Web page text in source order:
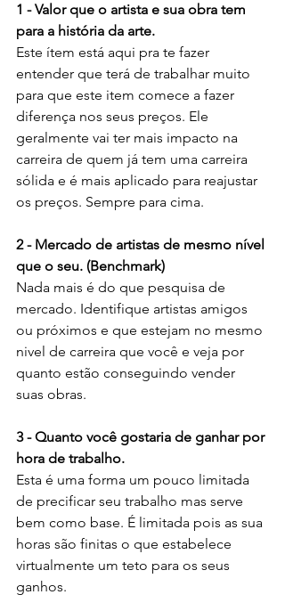
1 - Valor que o artista e sua obra tem
para a história da arte.
Este ítem está aqui pra te fazer
entender que terá de trabalhar muito
para que este item comece a fazer
diferença nos seus preços. Ele
geralmente vai ter mais impacto na
carreira de quem já tem uma carreira
sólida e é mais aplicado para reajustar
os preços. Sempre para cima.
2 - Mercado de artistas de mesmo nível
que o seu. (Benchmark)
Nada mais é do que pesquisa de
mercado. Identifique artistas amigos
ou próximos e que estejam no mesmo
nivel de carreira que você e veja por
quanto estão conseguindo vender
suas obras.
3 - Quanto você gostaria de ganhar por
hora de trabalho.
Esta é uma forma um pouco limitada
de precificar seu trabalho mas serve
bem como base. É limitada pois as sua
horas são finitas o que estabelece
virtualmente um teto para os seus
ganhos.